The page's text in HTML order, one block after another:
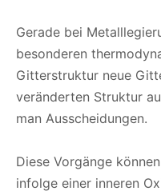
Gerade bei
besonderen
Gitterstruktur neue
veränderten Struktur
man Ausscheidungen.
Diese Vorgänge
infolge einer inneren